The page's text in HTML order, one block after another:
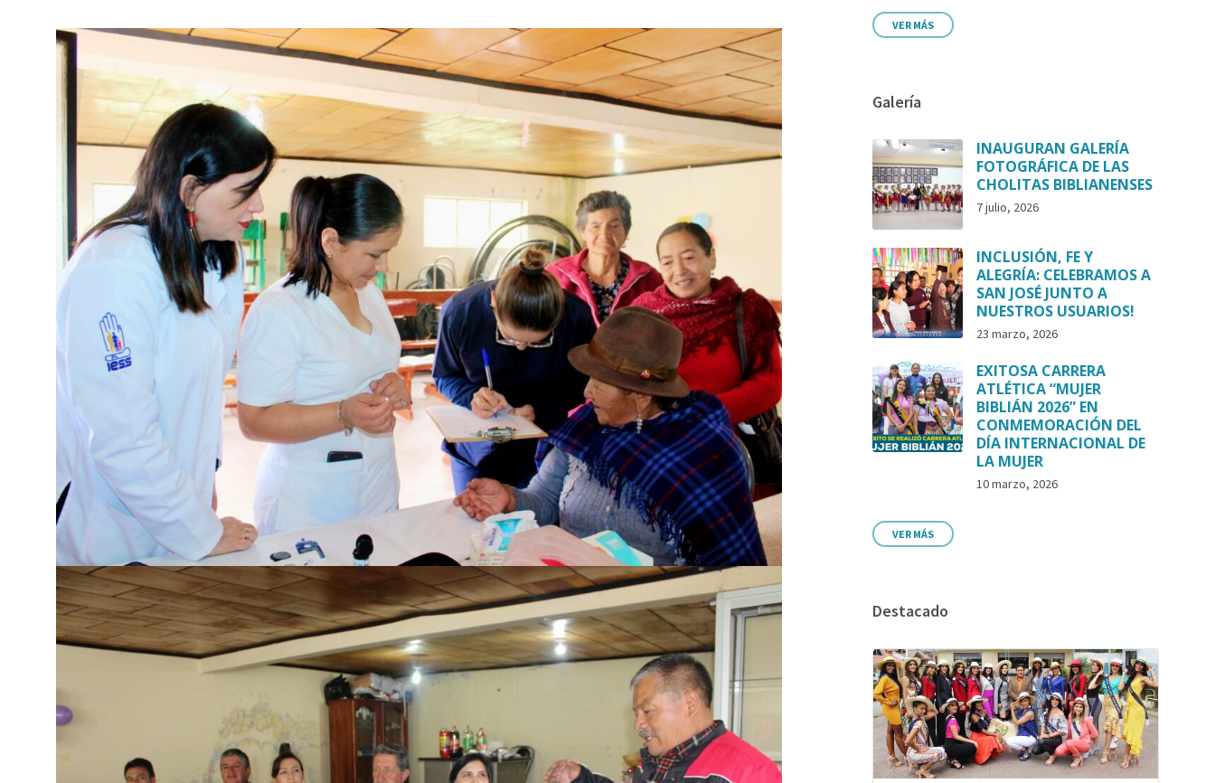
VER MÁS
Galería
INAUGURAN GALERÍA
FOTOGRÁFICA DE LAS
CHOLITAS BIBLIANENSES
7 julio, 2026
INCLUSIÓN, FE Y
ALEGRÍA: CELEBRAMOS A
SAN JOSÉ JUNTO A
NUESTROS USUARIOS!
23 marzo, 2026
EXITOSA CARRERA
ATLÉTICA “MUJER
BIBLIÁN 2026” EN
CONMEMORACIÓN DEL
DÍA INTERNACIONAL DE
LA MUJER
10 marzo, 2026
VER MÁS
Destacado